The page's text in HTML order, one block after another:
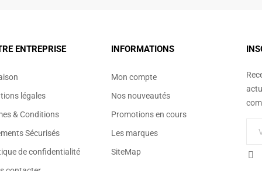
ENTREPRISE
légales
& Conditions
Sécurisés
de confidentialité
INFORMATIONS
Mon compte
Nos nouveautés
Promotions en cours
Les marques
SiteMap